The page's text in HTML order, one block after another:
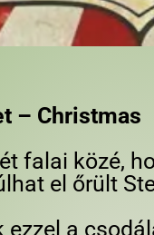
– Christmas
falai közé,
el őrült
a